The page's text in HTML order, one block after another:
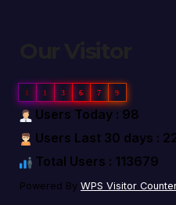
1 1 3 6 7 9
Users Today : 98
Users Last 30 days :
Total Users : 113679
Powered By WPS Visitor